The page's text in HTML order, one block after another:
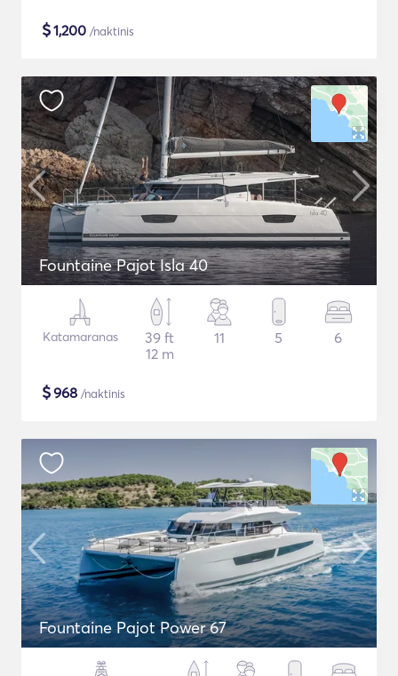
$1,200 /naktinis
Fountaine Pajot Isla 40
Katamaranas
39 ft
12 m
11 5 6
$968 /naktinis
Fountaine Pajot Power 67